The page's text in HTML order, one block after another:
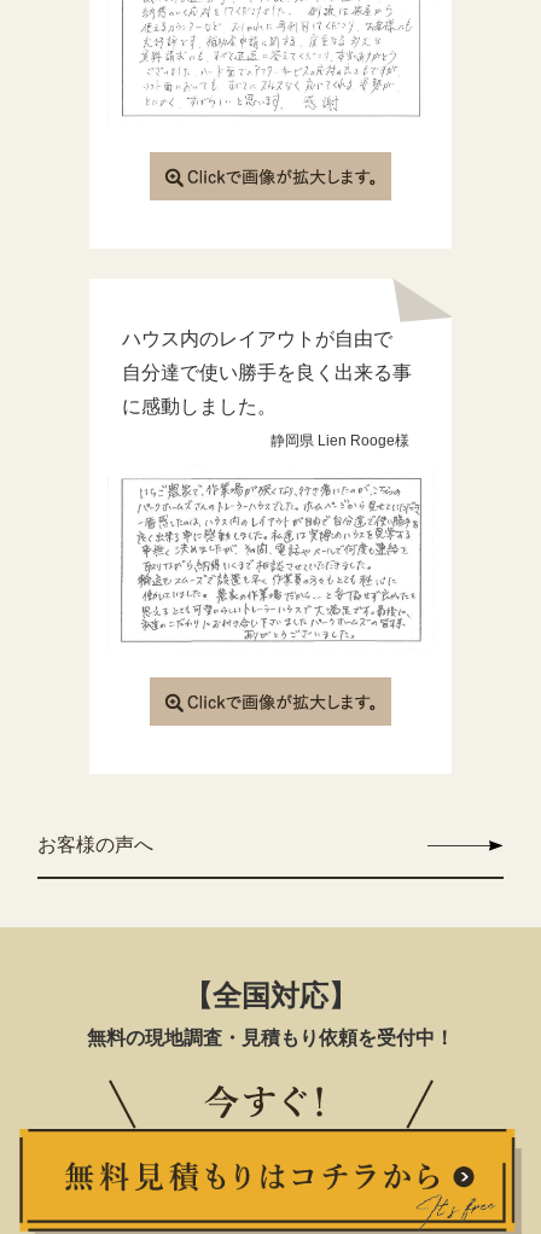
ハウス内のレイアウトが自由で
自分達で使い勝手を良く出来る事
に感動しました。
静岡県 Lien Rooge様
お客様の声へ
【全国対応】
無料の現地調査・見積もり依頼を受付中！